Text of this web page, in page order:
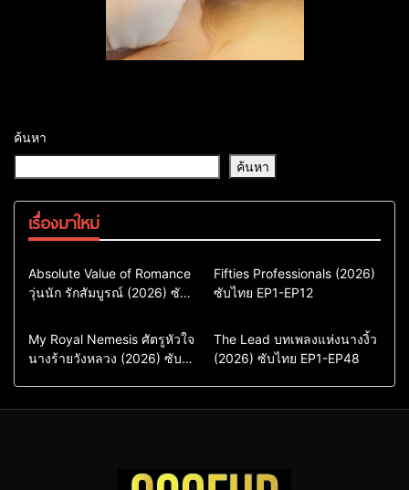
ค้นหา
ค้นหา
เรื่องมาใหม่
Comedy
Drama
ซีรี่ย์เกาหลี
ซีรี่ย์เกาหลีพากย์ไทย
Absolute Value of Romance
วุ่นนัก รักสัมบูรณ์ (2026) ซับ
Action & Adventure
Comedy
Drama
ซีรี่ย์เกาหลีซับไทย
Fifties Professionals (2026)
ซับไทย EP1-EP12
Comedy
Drama
Sci-Fi & Fantasy
My Royal Nemesis ศัตรูหัวใจ
นางร้ายวังหลวง (2026) ซับ
Drama
ซีรี่ย์จีน
ซีรี่ย์จีนซับไทย
The Lead บทเพลงแห่งนางงิ้ว
(2026) ซับไทย EP1-EP48